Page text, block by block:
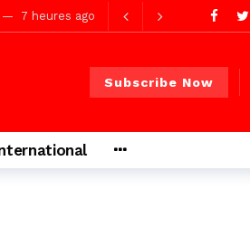
7 heures ago
Subscribe Now